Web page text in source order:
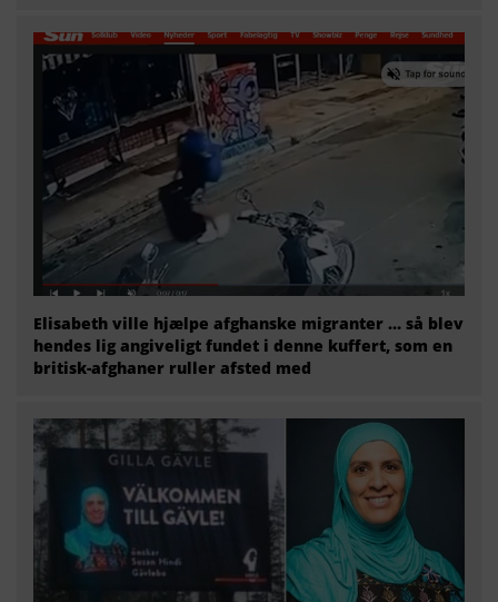
Elisabeth ville hjælpe afghanske migranter … så blev
hendes lig angiveligt fundet i denne kuffert, som en
britisk-afghaner ruller afsted med